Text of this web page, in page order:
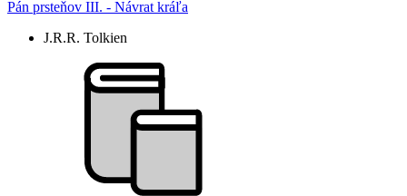
Pán prsteňov III. - Návrat kráľa
J.R.R. Tolkien